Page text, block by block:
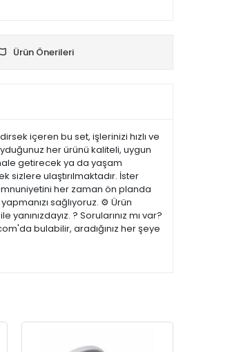
Ürün Önerileri
içeren bu set, işlerinizi hızlı ve
her ürünü kaliteli, uygun
getirecek ya da yaşam
sizlere ulaştırılmaktadır. İster
her zaman ön planda
sağlıyoruz. ⚙️ Ürün
? Sorularınız mı var?
bulabilir, aradığınız her şeye